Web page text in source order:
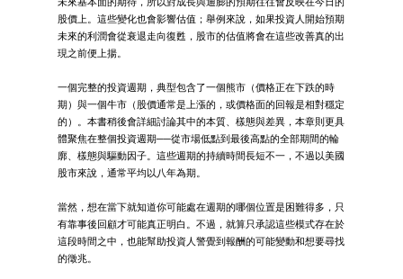
股價上。這些變化也會影響估值；舉例來說，如果投資人開始預期
未來的利潤會從衰退走向復甦，股市的估值將會在這些改善真的出
現之前便上揚。
一個完整的投資週期，典型包含了一個熊市（價格正在下跌的時
期）與一個牛市（股價通常是上漲的，或價格面的回報是相對穩定
的）。本書稍後會詳細討論其中的本質、樣態與差異，本章則更具
體聚焦在整個投資週期──從市場低點到最後高點的全部期間的輪
廓、樣態與驅動因子。這些週期的持續時間長短不一，不過以美國
股市來說，通常平均以八年為期。
當然，想在當下就知道你可能處在週期的哪個位置是困難得多，只
有靠事後回顧才可能真正明白。不過，就算只承認這些模式存在於
這段時間之中，也能幫助投資人警覺到報酬的可能變動和想要尋找
的徵兆。